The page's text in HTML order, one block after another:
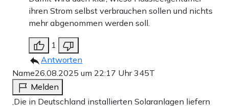
ihren Strom selbst verbrauchen sollen und nichts
mehr abgenommen werden soll.
1
Antworten
Name26.08.2025 um 22:17 Uhr345T
Melden
‚Die in Deutschland installierten Solaranlagen liefern